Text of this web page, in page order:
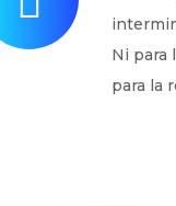
Ni para
para la